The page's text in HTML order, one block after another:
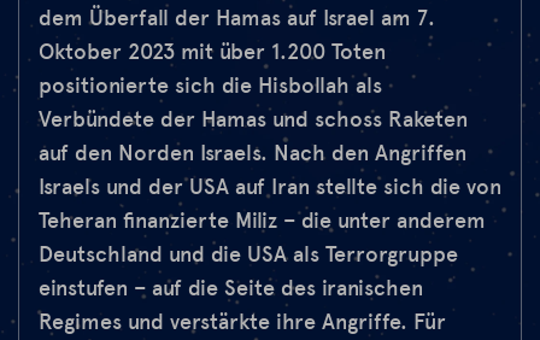
dem Überfall der Hamas auf Israel am 7.
Oktober 2023 mit über 1.200 Toten
positionierte sich die Hisbollah als
Verbündete der Hamas und schoss Raketen
auf den Norden Israels. Nach den Angriffen
Israels und der USA auf Iran stellte sich die von
Teheran finanzierte Miliz – die unter anderem
Deutschland und die USA als Terrorgruppe
einstufen – auf die Seite des iranischen
Regimes und verstärkte ihre Angriffe. Für